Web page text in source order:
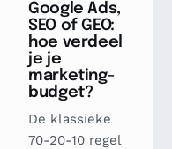
Google Ads,
SEO of GEO:
hoe verdeel
je je
marketing-
budget?
De klassieke
70-20-10 regel